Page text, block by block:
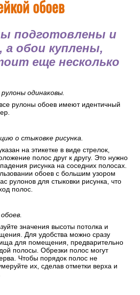
обоев
подготовлены и
а обои куплены,
еще несколько
одинаковы.
рулоны обоев имеют идентичный
о стыковке рисунка.
на этикетке в виде стрелок,
полос друг к другу. Это нужно
рисунка на соседних полосах.
обоев с большим узором
рулонов для стыковки рисунка, что
полос.
значения высоты потолка и
Для удобства можно сразу
для помещения, предварительно
полосы. Обрезки полос могут
Чтобы порядок полос не
их, сделав отметки верха и